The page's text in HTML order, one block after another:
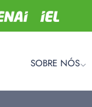
SOBRE NÓS